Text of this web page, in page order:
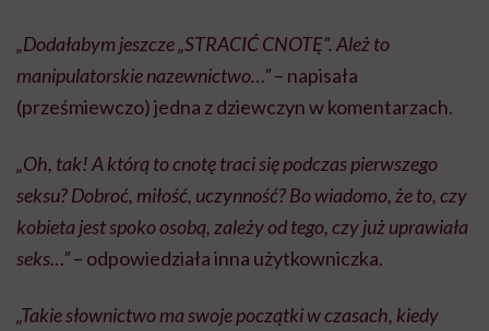
„Dodałabym jeszcze „STRACIĆ CNOTĘ”. Ależ to
manipulatorskie nazewnictwo…”– napisała
(prześmiewczo) jedna z dziewczyn w komentarzach.
„Oh, tak! A którą to cnotę traci się podczas pierwszego
seksu? Dobroć, miłość, uczynność? Bo wiadomo, że to, czy
kobieta jest spoko osobą, zależy od tego, czy już uprawiała
seks…”– odpowiedziała inna użytkowniczka.
„Takie słownictwo ma swoje początki w czasach, kiedy